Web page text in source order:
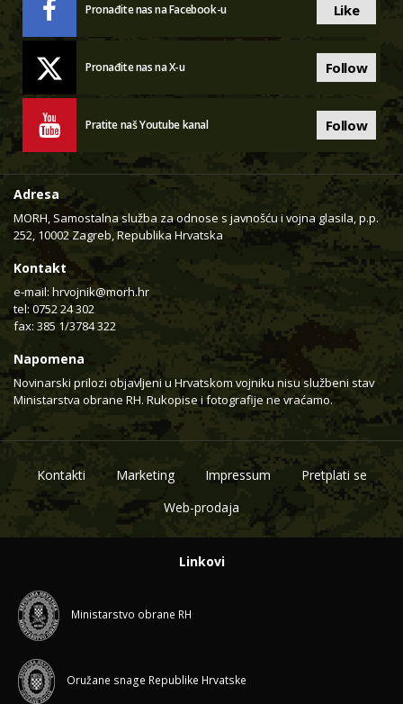
Pronađite nas na Facebook-u Like
Pronađite nas na X-u Follow
Pratite naš Youtube kanal Follow
Adresa
MORH, Samostalna služba za odnose s javnošću i vojna glasila, p.p.
252, 10002 Zagreb, Republika Hrvatska
Kontakt
e-mail: hrvojnik@morh.hr
tel: 0752 24 302
fax: 385 1/3784 322
Napomena
Novinarski prilozi objavljeni u Hrvatskom vojniku nisu službeni stav
Ministarstva obrane RH. Rukopise i fotografije ne vraćamo.
Kontakti Marketing Impressum
Pretplati se
Web-prodaja
Linkovi
Ministarstvo obrane RH
Oružane snage Republike Hrvatske